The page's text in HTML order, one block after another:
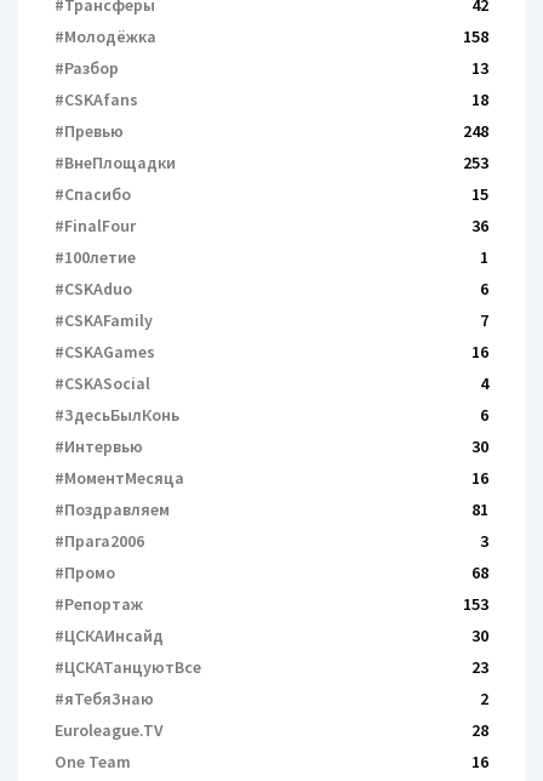
#Трансферы
42
#Молодёжка
158
#Разбор
13
#CSKAfans
18
#Превью
248
#ВнеПлощадки
253
#Спасибо
15
#FinalFour
36
#100летие
1
#CSKAduo
6
#CSKAFamily
7
#CSKAGames
16
#CSKASocial
4
#ЗдесьБылКонь
6
#Интервью
30
#МоментМесяца
16
#Поздравляем
81
#Прага2006
3
#Промо
68
#Репортаж
153
#ЦСКАИнсайд
30
#ЦСКАТанцуютВсе
23
#яТебяЗнаю
2
Euroleague.TV
28
One Team
16